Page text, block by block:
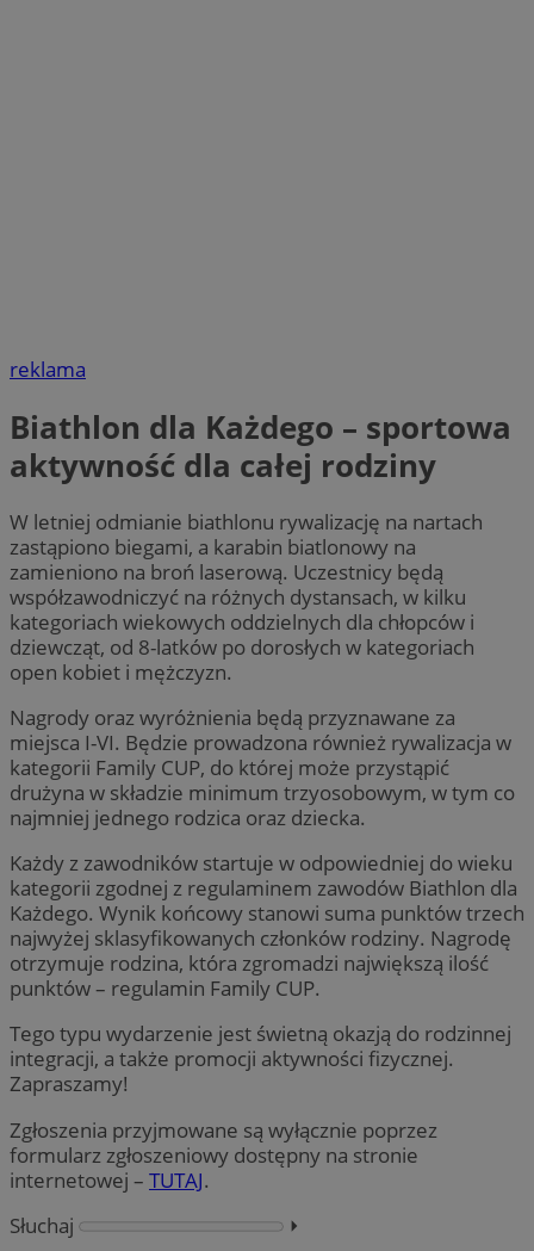
reklama
Biathlon dla Każdego – sportowa
aktywność dla całej rodziny
W letniej odmianie biathlonu rywalizację na nartach
zastąpiono biegami, a karabin biatlonowy na
zamieniono na broń laserową. Uczestnicy będą
współzawodniczyć na różnych dystansach, w kilku
kategoriach wiekowych oddzielnych dla chłopców i
dziewcząt, od 8-latków po dorosłych w kategoriach
open kobiet i mężczyzn.
Nagrody oraz wyróżnienia będą przyznawane za
miejsca I-VI. Będzie prowadzona również rywalizacja w
kategorii Family CUP, do której może przystąpić
drużyna w składzie minimum trzyosobowym, w tym co
najmniej jednego rodzica oraz dziecka.
Każdy z zawodników startuje w odpowiedniej do wieku
kategorii zgodnej z regulaminem zawodów Biathlon dla
Każdego. Wynik końcowy stanowi suma punktów trzech
najwyżej sklasyfikowanych członków rodziny. Nagrodę
otrzymuje rodzina, która zgromadzi największą ilość
punktów – regulamin Family CUP.
Tego typu wydarzenie jest świetną okazją do rodzinnej
integracji, a także promocji aktywności fizycznej.
Zapraszamy!
Zgłoszenia przyjmowane są wyłącznie poprzez
formularz zgłoszeniowy dostępny na stronie
internetowej – TUTAJ.
Słuchaj
⏵︎